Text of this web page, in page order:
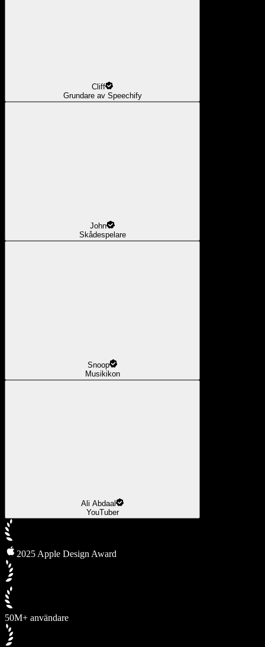
Cliff
Grundare av Speechify
John
Skådespelare
Snoop
Musikikon
Ali Abdaal
YouTuber
2025 Apple Design Award
50M+ användare